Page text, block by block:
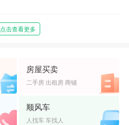
点击查看更多
房屋买卖
二手房 出租房 商铺
顺风车
人找车 车找人